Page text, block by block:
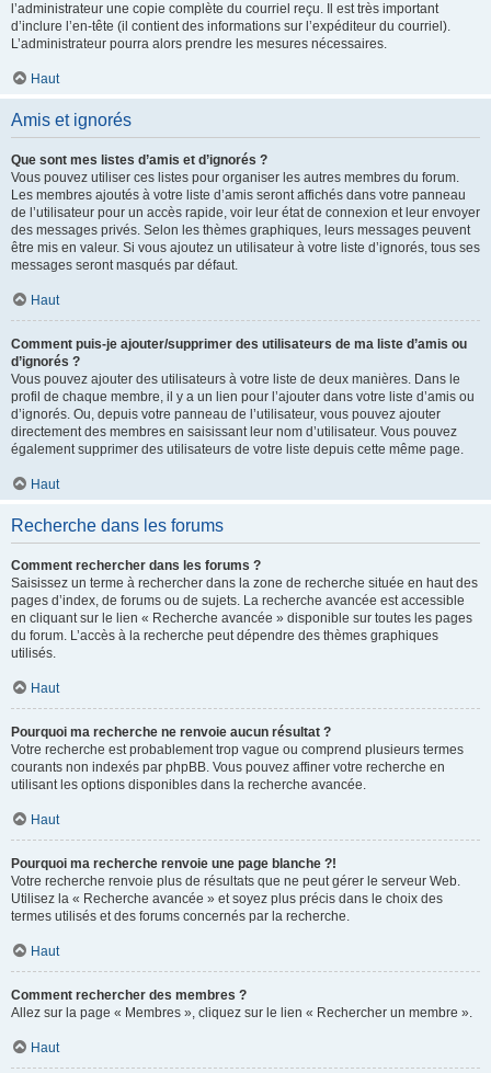
l’administrateur une copie complète du courriel reçu. Il est très important
d’inclure l’en-tête (il contient des informations sur l’expéditeur du courriel).
L’administrateur pourra alors prendre les mesures nécessaires.
Haut
Amis et ignorés
Que sont mes listes d’amis et d’ignorés ?
Vous pouvez utiliser ces listes pour organiser les autres membres du forum.
Les membres ajoutés à votre liste d’amis seront affichés dans votre panneau
de l’utilisateur pour un accès rapide, voir leur état de connexion et leur envoyer
des messages privés. Selon les thèmes graphiques, leurs messages peuvent
être mis en valeur. Si vous ajoutez un utilisateur à votre liste d’ignorés, tous ses
messages seront masqués par défaut.
Haut
Comment puis-je ajouter/supprimer des utilisateurs de ma liste d’amis ou
d’ignorés ?
Vous pouvez ajouter des utilisateurs à votre liste de deux manières. Dans le
profil de chaque membre, il y a un lien pour l’ajouter dans votre liste d’amis ou
d’ignorés. Ou, depuis votre panneau de l’utilisateur, vous pouvez ajouter
directement des membres en saisissant leur nom d’utilisateur. Vous pouvez
également supprimer des utilisateurs de votre liste depuis cette même page.
Haut
Recherche dans les forums
Comment rechercher dans les forums ?
Saisissez un terme à rechercher dans la zone de recherche située en haut des
pages d’index, de forums ou de sujets. La recherche avancée est accessible
en cliquant sur le lien « Recherche avancée » disponible sur toutes les pages
du forum. L’accès à la recherche peut dépendre des thèmes graphiques
utilisés.
Haut
Pourquoi ma recherche ne renvoie aucun résultat ?
Votre recherche est probablement trop vague ou comprend plusieurs termes
courants non indexés par phpBB. Vous pouvez affiner votre recherche en
utilisant les options disponibles dans la recherche avancée.
Haut
Pourquoi ma recherche renvoie une page blanche ?!
Votre recherche renvoie plus de résultats que ne peut gérer le serveur Web.
Utilisez la « Recherche avancée » et soyez plus précis dans le choix des
termes utilisés et des forums concernés par la recherche.
Haut
Comment rechercher des membres ?
Allez sur la page « Membres », cliquez sur le lien « Rechercher un membre ».
Haut